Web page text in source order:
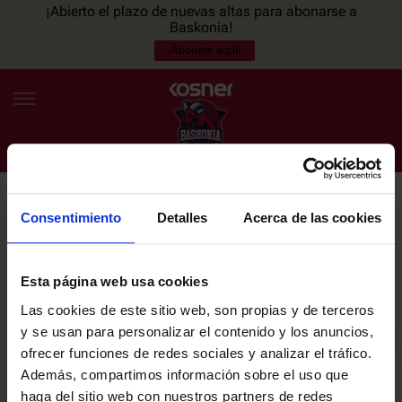
Consentimiento Detalles Acerca de las cookies
Esta página web usa cookies
Las cookies de este sitio web, son propias y de terceros
y se usan para personalizar el contenido y los anuncios,
ofrecer funciones de redes sociales y analizar el tráfico.
Además, compartimos información sobre el uso que
haga del sitio web con nuestros partners de redes
¡Abierto el plazo de nuevas altas para abonarse a
Baskonia!
¡Abónate aquí!
ES EU
NOTICIAS
PLANTILLA
ENTRADAS
NEWSLETTER
últimas noticias y promociones del club.
Email
He leído y acepto laPolítica de privacidaddel SASKI BASKONIA